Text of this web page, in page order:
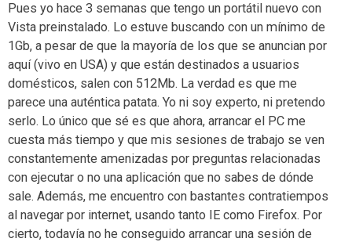
Pues yo hace 3 semanas que tengo un portátil nuevo con
Vista preinstalado. Lo estuve buscando con un mínimo de
1Gb, a pesar de que la mayoría de los que se anuncian por
aquí (vivo en USA) y que están destinados a usuarios
domésticos, salen con 512Mb. La verdad es que me
parece una auténtica patata. Yo ni soy experto, ni pretendo
serlo. Lo único que sé es que ahora, arrancar el PC me
cuesta más tiempo y que mis sesiones de trabajo se ven
constantemente amenizadas por preguntas relacionadas
con ejecutar o no una aplicación que no sabes de dónde
sale. Además, me encuentro con bastantes contratiempos
al navegar por internet, usando tanto IE como Firefox. Por
cierto, todavía no he conseguido arrancar una sesión de